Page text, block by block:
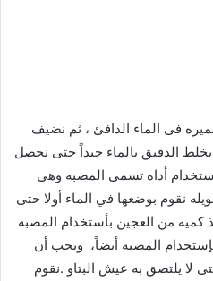
فى الماء الدافئ ، ثم نضيف
بخلط الدقيق بالماء جيداً حتى نحصل
أداه تسمى المصبه وهى
نقوم بوضعها في الماء أولا حتى
كميه من العجين بأستخدام المصبه
المصبه أيضاً، ويجب أن
لا يلتصق به عيش البتاو .نقوم